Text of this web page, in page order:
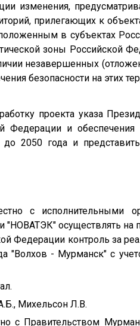
изменения,
прилегающих к
в субъектах
зоны Российской
незавершенных
безопасности на этих
проекта указа
Федерации и обеспечения
2050 года и
с исполнительными
осуществлять на
Федерации контроль за
"Волхов - Мурманск" с
Михельсон Л.В.
с Правительством